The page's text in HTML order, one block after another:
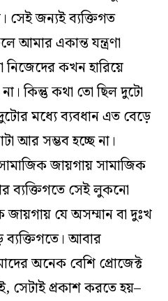
সেই জন্যই ব্যক্তিগত
আমার একান্ত যন্ত্রণা
কখন হারিয়ে
কিন্তু কথা তো ছিল দুটো
মধ্যে ব্যবধান এত বেড়ে
আর সম্ভব হচ্ছে না।
জায়গায় সামাজিক
ব্যক্তিগতে সেই লুকনো
যে অসম্মান বা দুঃখ
ব্যক্তিগতে। আবার
অনেক বেশি প্রোজেক্ট
সেটাই প্রকাশ করতে হয়–